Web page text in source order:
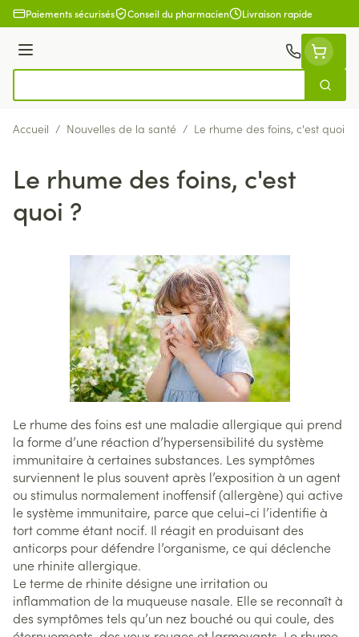
Aller au contenu
Paiements sécurisés Conseil du pharmacien Livraison rapide
Menu
Accueil / Nouvelles de la santé / Le rhume des foins, c'est quoi ?
Le rhume des foins, c'est
quoi ?
Le rhume des foins est une maladie allergique qui prend
la forme d’une réaction d’hypersensibilité du système
immunitaire à certaines substances. Les symptômes
surviennent le plus souvent après l’exposition à un agent
ou stimulus normalement inoffensif (allergène) qui active
le système immunitaire, parce que celui-ci l’identifie à
tort comme étant nocif. Il réagit en produisant des
anticorps pour défendre l’organisme, ce qui déclenche
une rhinite allergique.
Le terme de rhinite désigne une irritation ou
inflammation de la muqueuse nasale. Elle se reconnaît à
des symptômes tels qu’un nez bouché ou qui coule, des